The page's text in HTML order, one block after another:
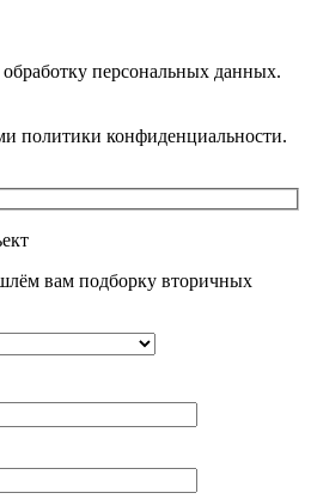
персональных данных.
политики конфиденциальности.
вам подборку вторичных